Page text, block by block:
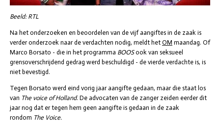
Beeld: RTL
Na het onderzoeken en beoordelen van de vijf aangiftes in de zaak is
verder onderzoek naar de verdachten nodig, meldt het OM maandag. Of
Marco Borsato - die in het programma BOOS ook van seksueel
grensoverschrijdend gedrag werd beschuldigd - de vierde verdachte is, is
niet bevestigd.
Tegen Borsato werd eind vorig jaar aangifte gedaan, maar die staat los
van The voice of Holland. De advocaten van de zanger zeiden eerder dit
jaar nog dat er tegen hem geen aangifte is gedaan in de zaak
rondom The Voice.